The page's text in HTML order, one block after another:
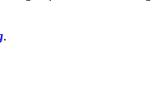
.